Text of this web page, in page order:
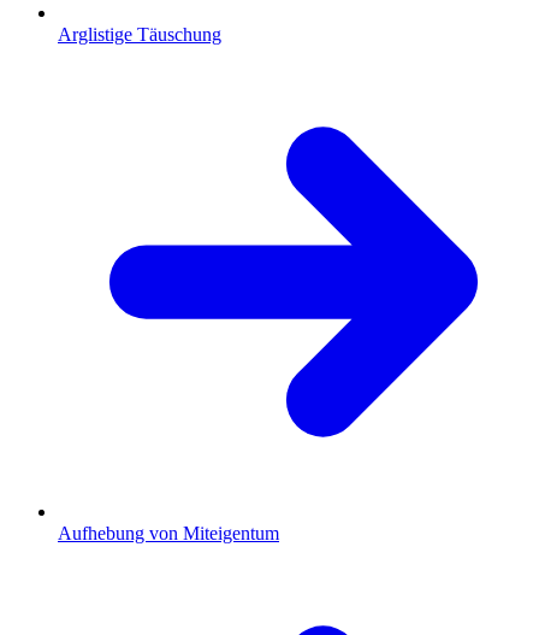
Arglistige Täuschung
Aufhebung von Miteigentum